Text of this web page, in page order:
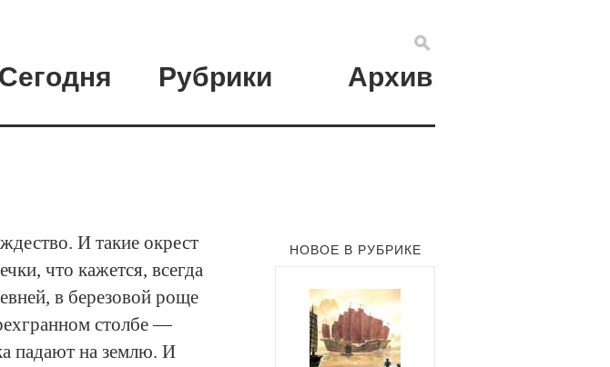
Сегодня Рубрики Архив
И такие окрест
что кажется, всегда
в березовой роще
столбе —
падают на землю. И
НОВОЕ В РУБРИКЕ